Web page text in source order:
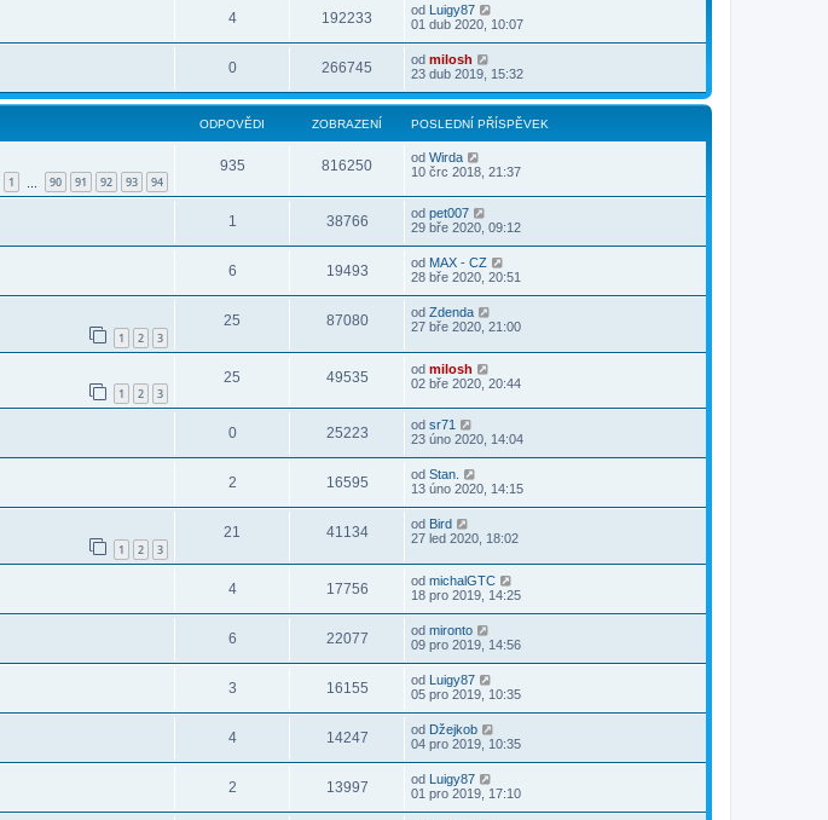
4 192233 od Luigy87
01 dub 2020, 10:07
0 266745 od milosh
23 dub 2019, 15:32
ODPOVĚDI ZOBRAZENÍ POSLEDNÍ PŘÍSPĚVEK
1 90 91 92 93 94
935 816250 od Wirda
10 črc 2018, 21:37
1 38766 od pet007
29 bře 2020, 09:12
6 19493 od MAX - CZ
28 bře 2020, 20:51
1 2 3
25 87080 od Zdenda
27 bře 2020, 21:00
1 2 3
25 49535 od milosh
02 bře 2020, 20:44
0 25223 od sr71
23 úno 2020, 14:04
2 16595 od Stan.
13 úno 2020, 14:15
1 2 3
21 41134 od Bird
27 led 2020, 18:02
4 17756 od michalGTC
18 pro 2019, 14:25
6 22077 od mironto
09 pro 2019, 14:56
3 16155 od Luigy87
05 pro 2019, 10:35
4 14247 od Džejkob
04 pro 2019, 10:35
2 13997 od Luigy87
01 pro 2019, 17:10